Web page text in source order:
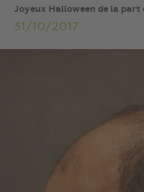
Joyeux Halloween de la part
31/10/2017